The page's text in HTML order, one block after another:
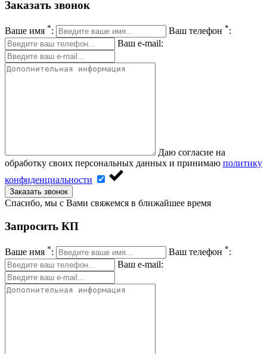
Заказать звонок
Ваше имя *: Ваш телефон *:
Ваш e-mail:
Даю согласие на
обработку своих персональных данных и принимаю политику
конфиденциальности
Заказать звонок
Спасибо, мы с Вами свяжемся в ближайшее время
Запросить КП
Ваше имя *: Ваш телефон *:
Ваш e-mail: